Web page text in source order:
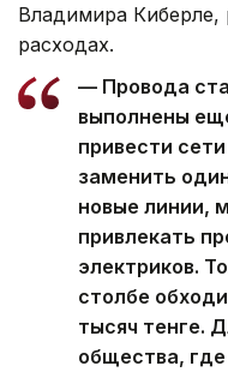
Владимира Киберле,
расходах.
— Провода
выполнены
привести
заменить
новые линии,
привлекать
электриков.
столбе
тысяч тенге.
общества,